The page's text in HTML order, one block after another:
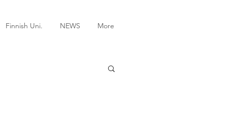
Finnish Uni. NEWS More